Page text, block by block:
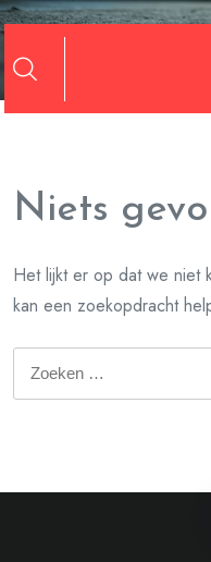
Niets
Het lijkt er op dat we niet
kan een zoekopdracht
Zoeken
naar: